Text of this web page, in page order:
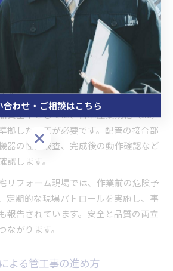
設備工事の品質基準
う際には、安全対策と品質基準の順守
品川区の現場では、作業中の転倒・落
散防止など、労働安全衛生法に基づく
す。
質基準としては、日本産業規格（JIS）
拠した施工が必要です。配管の接合部
器の性能検査、完成後の動作確認など
認します。
リフォーム現場では、作業前の危険予
定期的な現場パトロールを実施し、事
報告されています。安全と品質の両立
ながります。
よる管工事の進め方
合わせ・ご相談はこちら
合わせ・ご相談はこちら